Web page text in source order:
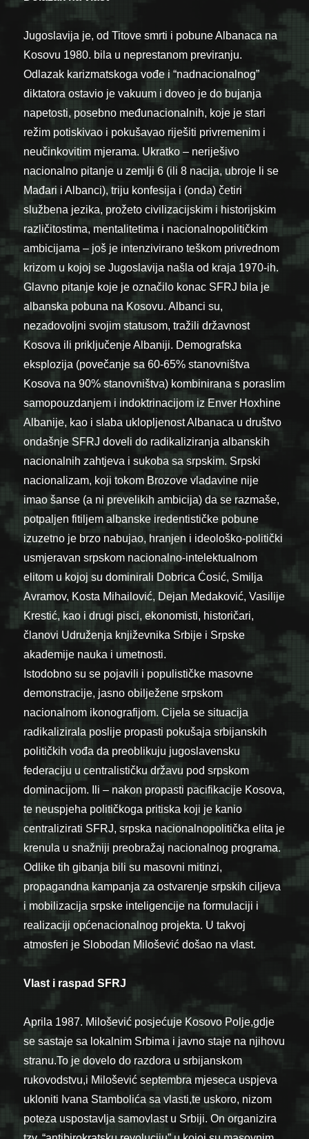
Jugoslavija je, od Titove smrti i pobune Albanaca na
Kosovu 1980. bila u neprestanom previranju.
Odlazak karizmatskoga vođe i “nadnacionalnog”
diktatora ostavio je vakuum i doveo je do bujanja
napetosti, posebno međunacionalnih, koje je stari
režim potiskivao i pokušavao riješiti privremenim i
neučinkovitim mjerama. Ukratko – neriješivo
nacionalno pitanje u zemlji 6 (ili 8 nacija, ubroje li se
Mađari i Albanci), triju konfesija i (onda) četiri
službena jezika, prožeto civilizacijskim i historijskim
različitostima, mentalitetima i nacionalnopolitičkim
ambicijama – još je intenzivirano teškom privrednom
krizom u kojoj se Jugoslavija našla od kraja 1970-ih.
Glavno pitanje koje je označilo konac SFRJ bila je
albanska pobuna na Kosovu. Albanci su,
nezadovoljni svojim statusom, tražili državnost
Kosova ili priključenje Albaniji. Demografska
eksplozija (povečanje sa 60-65% stanovništva
Kosova na 90% stanovništva) kombinirana s poraslim
samopouzdanjem i indoktrinacijom iz Enver Hoxhine
Albanije, kao i slaba uklopljenost Albanaca u društvo
ondašnje SFRJ doveli do radikaliziranja albanskih
nacionalnih zahtjeva i sukoba sa srpskim. Srpski
nacionalizam, koji tokom Brozove vladavine nije
imao šanse (a ni prevelikih ambicija) da se razmaše,
potpaljen fitiljem albanske iredentističke pobune
izuzetno je brzo nabujao, hranjen i ideološko-politički
usmjeravan srpskom nacionalno-intelektualnom
elitom u kojoj su dominirali Dobrica Ćosić, Smilja
Avramov, Kosta Mihailović, Dejan Medaković, Vasilije
Krestić, kao i drugi pisci, ekonomisti, historičari,
članovi Udruženja književnika Srbije i Srpske
akademije nauka i umetnosti.
Istodobno su se pojavili i populističke masovne
demonstracije, jasno obilježene srpskom
nacionalnom ikonografijom. Cijela se situacija
radikalizirala poslije propasti pokušaja srbijanskih
političkih vođa da preoblikuju jugoslavensku
federaciju u centralističku državu pod srpskom
dominacijom. Ili – nakon propasti pacifikacije Kosova,
te neuspjeha političkoga pritiska koji je kanio
centralizirati SFRJ, srpska nacionalnopolitička elita je
krenula u snažniji preobražaj nacionalnog programa.
Odlike tih gibanja bili su masovni mitinzi,
propagandna kampanja za ostvarenje srpskih ciljeva
i mobilizacija srpske inteligencije na formulaciji i
realizaciji općenacionalnog projekta. U takvoj
atmosferi je Slobodan Milošević došao na vlast.
Vlast i raspad SFRJ
Aprila 1987. Milošević posjećuje Kosovo Polje,gdje
se sastaje sa lokalnim Srbima i javno staje na njihovu
stranu.To je dovelo do razdora u srbijanskom
rukovodstvu,i Milošević septembra mjeseca uspjeva
ukloniti Ivana Stambolića sa vlasti,te uskoro, nizom
poteza uspostavlja samovlast u Srbiji. On organizira